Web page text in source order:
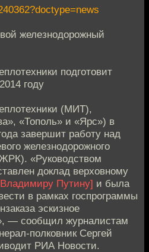
железнодорожный
подготовит
году
(МИТ),
«Тополь» и «Ярс») в
завершит работу над
железнодорожного
«Руководством
доклад верховному
Путину] и была
в рамках госпрограммы
эскизное
— сообщил журналистам
полковник Сергей
РИА Новости.